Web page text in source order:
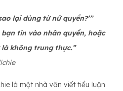
lại dùng từ nữ quyền?’”
tin vào nhân quyền, hoặc
không trung thực.”
là một nhà văn viết tiểu luận